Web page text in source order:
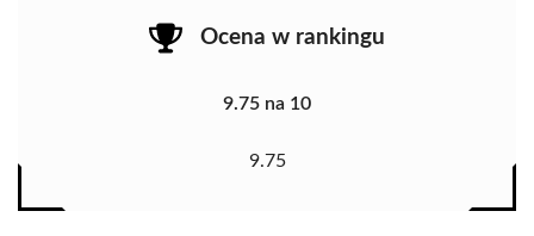
Ocena w rankingu
9.75 na 10
9.75